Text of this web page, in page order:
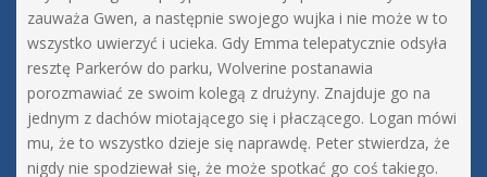
zauważa Gwen, a następnie swojego wujka i nie może w to
wszystko uwierzyć i ucieka. Gdy Emma telepatycznie odsyła
resztę Parkerów do parku, Wolverine postanawia
porozmawiać ze swoim kolegą z drużyny. Znajduje go na
jednym z dachów miotającego się i płaczącego. Logan mówi
mu, że to wszystko dzieje się naprawdę. Peter stwierdza, że
nigdy nie spodziewał się, że może spotkać go coś takiego.